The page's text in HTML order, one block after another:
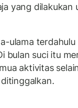
yang dilakukan
ulama terdahulu
bulan suci itu
aktivitas